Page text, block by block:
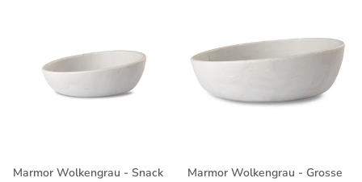
Marmor Wolkengrau - Snack
Marmor Wolkengrau - Grosse